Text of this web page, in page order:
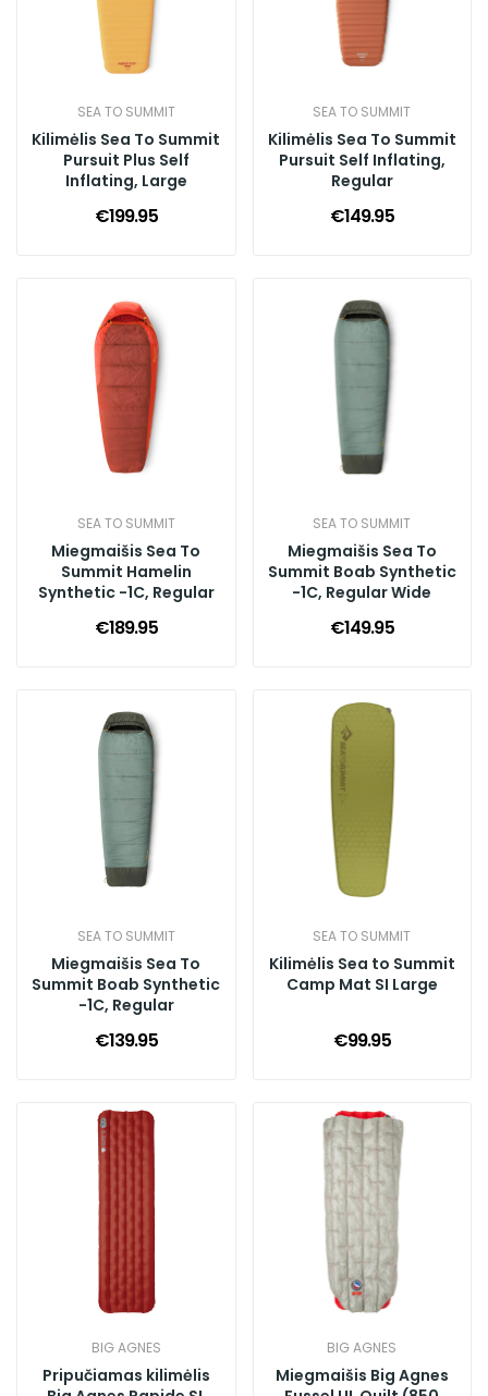
SEA TO SUMMIT
Kilimėlis Sea To Summit
Pursuit Plus Self
Inflating, Large
€199.95
SEA TO SUMMIT
Kilimėlis Sea To Summit
Pursuit Self Inflating,
Regular
€149.95
SEA TO SUMMIT
Miegmaišis Sea To
Summit Hamelin
Synthetic -1C, Regular
€189.95
SEA TO SUMMIT
Miegmaišis Sea To
Summit Boab Synthetic
-1C, Regular Wide
€149.95
SEA TO SUMMIT
Miegmaišis Sea To
Summit Boab Synthetic
-1C, Regular
€139.95
SEA TO SUMMIT
Kilimėlis Sea to Summit
Camp Mat SI Large
€99.95
BIG AGNES
Pripučiamas kilimėlis
BIG AGNES
Miegmaišis Big Agnes